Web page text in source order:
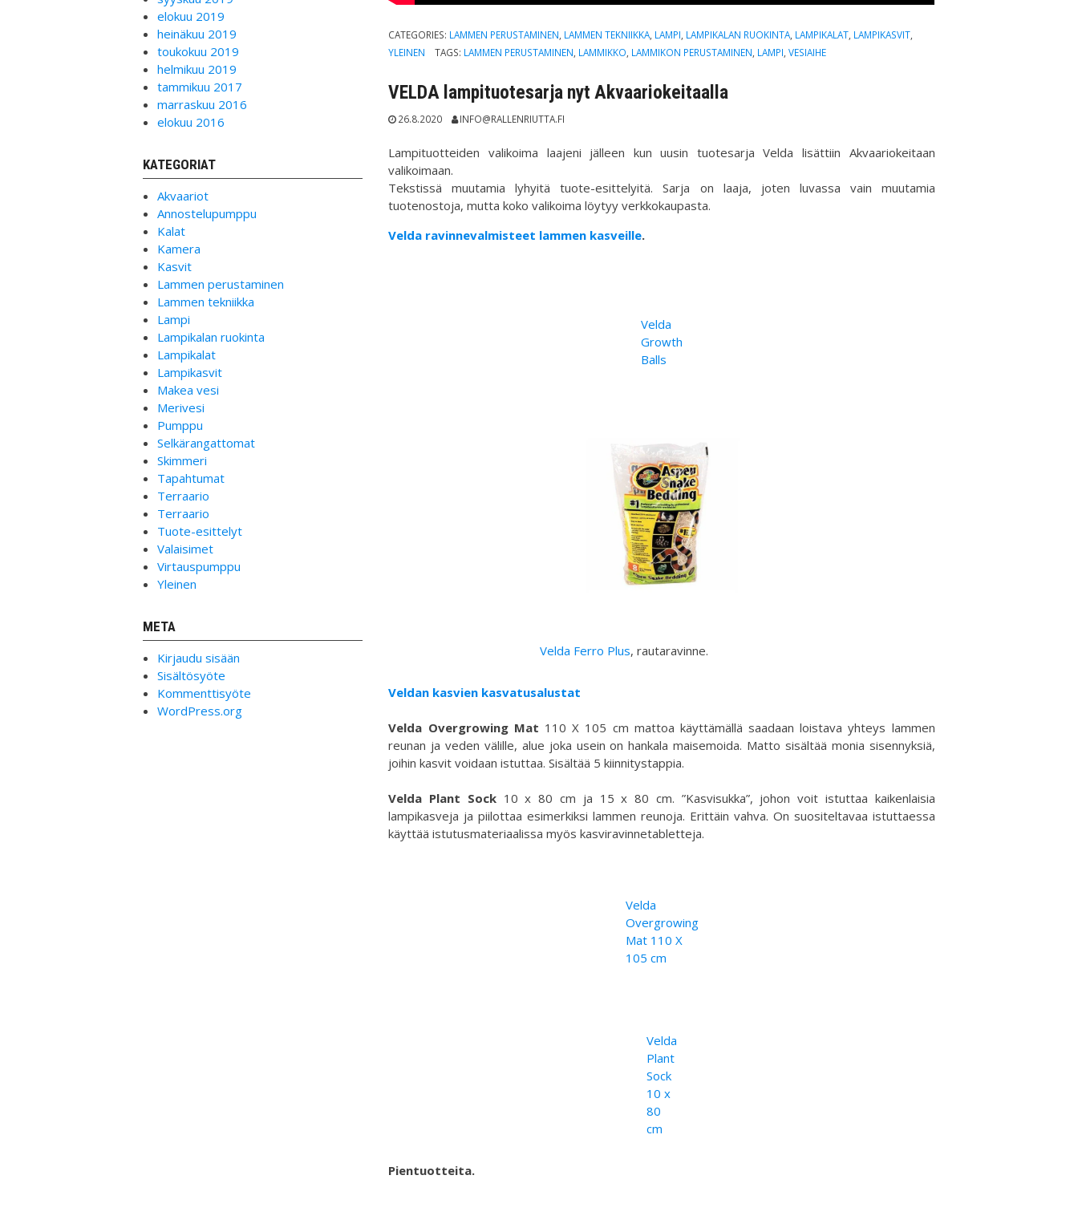
CATEGORIES: LAMMEN PERUSTAMINEN, LAMMEN TEKNIIKKA, LAMPI, LAMPIKALAN RUOKINTA, LAMPIKALAT, LAMPIKASVIT,
YLEINEN
TAGS: LAMMEN PERUSTAMINEN, LAMMIKKO, LAMMIKON PERUSTAMINEN, LAMPI, VESIAIHE
VELDA lampituotesarja nyt Akvaariokeitaalla
26.8.2020 INFO@RALLENRIUTTA.FI
Lampituotteiden valikoima laajeni jälleen kun uusin tuotesarja Velda lisättiin Akvaariokeitaan
valikoimaan.
Tekstissä muutamia lyhyitä tuote-esittelyitä. Sarja on laaja, joten luvassa vain muutamia
tuotenostoja, mutta koko valikoima löytyy verkkokaupasta.
Velda ravinnevalmisteet lammen kasveille.
Velda
Growth
Balls
Velda Ferro Plus, rautaravinne.
Veldan kasvien kasvatusalustat
Velda Overgrowing Mat 110 X 105 cm mattoa käyttämällä saadaan loistava yhteys lammen
reunan ja veden välille, alue joka usein on hankala maisemoida. Matto sisältää monia sisennyksiä,
joihin kasvit voidaan istuttaa. Sisältää 5 kiinnitystappia.
Velda Plant Sock10 x 80 cm ja 15 x 80 cm. ”Kasvisukka”, johon voit istuttaa kaikenlaisia
lampikasveja ja piilottaa esimerkiksi lammen reunoja. Erittäin vahva. On suositeltavaa istuttaessa
käyttää istutusmateriaalissa myös kasviravinnetabletteja.
Velda
Overgrowing
Mat 110 X
105 cm
Velda
Plant
Sock
10 x
80
cm
Pientuotteita.
elokuu 2019
heinäkuu 2019
toukokuu 2019
helmikuu 2019
tammikuu 2017
marraskuu 2016
elokuu 2016
KATEGORIAT
Akvaariot
Annostelupumppu
Kalat
Kamera
Kasvit
Lammen perustaminen
Lammen tekniikka
Lampi
Lampikalan ruokinta
Lampikalat
Lampikasvit
Makea vesi
Merivesi
Pumppu
Selkärangattomat
Skimmeri
Tapahtumat
Terraario
Terraario
Tuote-esittelyt
Valaisimet
Virtauspumppu
Yleinen
META
Kirjaudu sisään
Sisältösyöte
Kommenttisyöte
WordPress.org